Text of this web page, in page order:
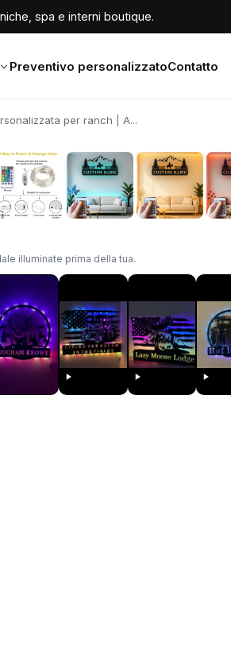
spa e interni boutique.
Preventivo personalizzatoContatto
per ranch | A...
›
illuminate prima della tua.